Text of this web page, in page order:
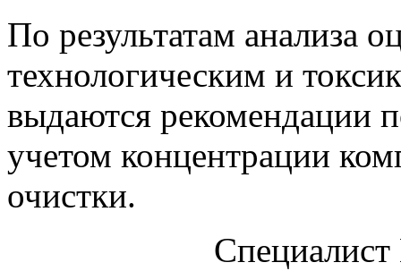
По результатам анализа
технологическим и
выдаются рекомендации
учетом концентрации
очистки.